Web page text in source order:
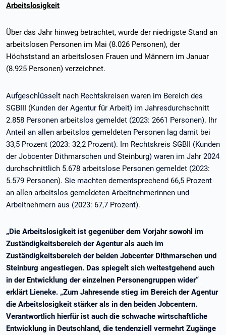
Arbeitslosigkeit
Über das Jahr hinweg betrachtet, wurde der niedrigste Stand an
arbeitslosen Personen im Mai (8.026 Personen), der
Höchststand an arbeitslosen Frauen und Männern im Januar
(8.925 Personen) verzeichnet.
Aufgeschlüsselt nach Rechtskreisen waren im Bereich des
SGBIII (Kunden der Agentur für Arbeit) im Jahresdurchschnitt
2.858 Personen arbeitslos gemeldet (2023: 2661 Personen). Ihr
Anteil an allen arbeitslos gemeldeten Personen lag damit bei
33,5 Prozent (2023: 32,2 Prozent). Im Rechtskreis SGBII (Kunden
der Jobcenter Dithmarschen und Steinburg) waren im Jahr 2024
durchschnittlich 5.678 arbeitslose Personen gemeldet (2023:
5.579 Personen). Sie machten dementsprechend 66,5 Prozent
an allen arbeitslos gemeldeten Arbeitnehmerinnen und
Arbeitnehmern aus (2023: 67,7 Prozent).
„Die Arbeitslosigkeit ist gegenüber dem Vorjahr sowohl im
Zuständigkeitsbereich der Agentur als auch im
Zuständigkeitsbereich der beiden Jobcenter Dithmarschen und
Steinburg angestiegen. Das spiegelt sich weitestgehend auch
in der Entwicklung der einzelnen Personengruppen wider“
erklärt Lieneke. „Zum Jahresende stieg im Bereich der Agentur
die Arbeitslosigkeit stärker als in den beiden Jobcentern.
Verantwortlich hierfür ist auch die schwache wirtschaftliche
Entwicklung in Deutschland, die tendenziell vermehrt Zugänge